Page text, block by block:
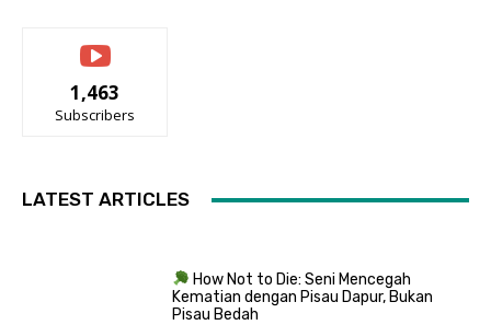
1,463
Subscribers
LATEST ARTICLES
How Not to Die: Seni Mencegah
Kematian dengan Pisau Dapur, Bukan
Pisau Bedah